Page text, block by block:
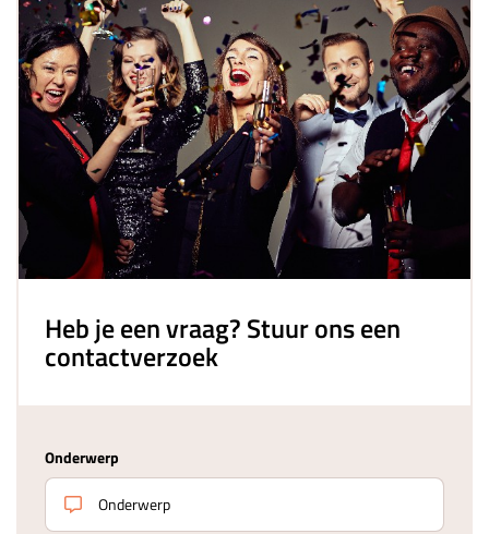
Heb je een vraag? Stuur ons een
contactverzoek
Onderwerp